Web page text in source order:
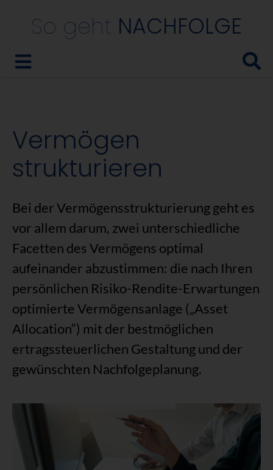
So geht NACHFOLGE
Vermögen
strukturieren
Bei der Vermögensstrukturierung geht es
vor allem darum, zwei unterschiedliche
Facetten des Vermögens optimal
aufeinander abzustimmen: die nach Ihren
persönlichen Risiko-Rendite-Erwartungen
optimierte Vermögensanlage („Asset
Allocation“) mit der bestmöglichen
ertragssteuerlichen Gestaltung und der
gewünschten Nachfolgeplanung.